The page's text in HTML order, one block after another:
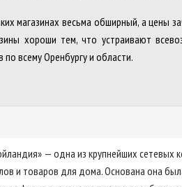
магазинах весьма обширный, а цены
хороши тем, что устраивают
всему Оренбургу и области.
— одна из крупнейших сетевых
и товаров для дома. Основана она